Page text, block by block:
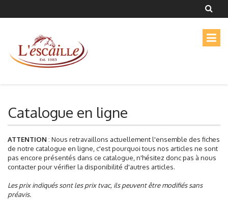
Catalogue en ligne
ATTENTION : Nous retravaillons actuellement l'ensemble des fiches
de notre catalogue en ligne, c'est pourquoi tous nos articles ne sont
pas encore présentés dans ce catalogue, n'hésitez donc pas à nous
contacter pour vérifier la disponibilité d'autres articles.
Les prix indiqués sont les prix tvac, ils peuvent être modifiés sans
préavis.